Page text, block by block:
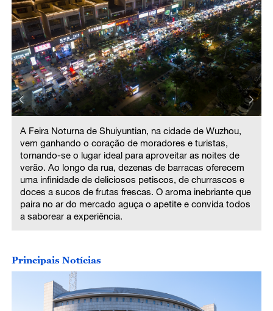
A Feira Noturna de Shuiyuntian, na cidade de Wuzhou,
vem ganhando o coração de moradores e turistas,
tornando-se o lugar ideal para aproveitar as noites de
verão. Ao longo da rua, dezenas de barracas oferecem
uma infinidade de deliciosos petiscos, de churrascos e
doces a sucos de frutas frescas. O aroma inebriante que
paira no ar do mercado aguça o apetite e convida todos
a saborear a experiência.
Principais Notícias